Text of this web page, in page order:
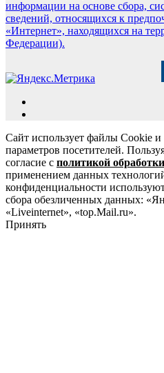
информации на основе сбора,
сведений, относящихся к
«Интернет», находящихся на
Федерации).
Сайт использует файлы Cookie и
параметров посетителей.
согласие с политикой
применением данных
конфиденциальности
сбора обезличенных данных:
«Liveinternet», «top.Mail.ru».
Принять